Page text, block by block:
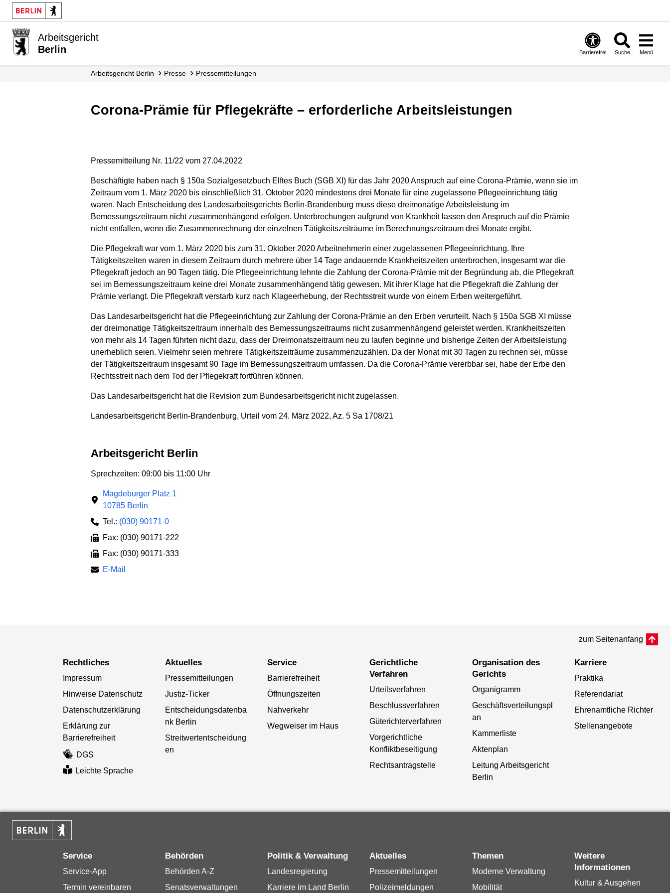
Arbeitsgericht
Berlin
Barrierefrei Suche Menü
Arbeitsgericht Berlin Presse Presse­mitteilungen
Corona-Prämie für Pflegekräfte – erforderliche Arbeitsleistungen
Pressemitteilung Nr. 11/22 vom 27.04.2022
Beschäftigte haben nach § 150a Sozialgesetzbuch Elftes Buch (SGB XI) für das Jahr 2020 Anspruch auf eine Corona-Prämie, wenn sie im
Zeitraum vom 1. März 2020 bis einschließlich 31. Oktober 2020 mindestens drei Monate für eine zugelassene Pflegeeinrichtung tätig
waren. Nach Entscheidung des Landesarbeitsgerichts Berlin-Brandenburg muss diese dreimonatige Arbeitsleistung im
Bemessungszeitraum nicht zusammenhängend erfolgen. Unterbrechungen aufgrund von Krankheit lassen den Anspruch auf die Prämie
nicht entfallen, wenn die Zusammenrechnung der einzelnen Tätigkeitszeiträume im Berechnungszeitraum drei Monate ergibt.
Die Pflegekraft war vom 1. März 2020 bis zum 31. Oktober 2020 Arbeitnehmerin einer zugelassenen Pflegeeinrichtung. Ihre
Tätigkeitszeiten waren in diesem Zeitraum durch mehrere über 14 Tage andauernde Krankheitszeiten unterbrochen, insgesamt war die
Pflegekraft jedoch an 90 Tagen tätig. Die Pflegeeinrichtung lehnte die Zahlung der Corona-Prämie mit der Begründung ab, die Pflegekraft
sei im Bemessungszeitraum keine drei Monate zusammenhängend tätig gewesen. Mit ihrer Klage hat die Pflegekraft die Zahlung der
Prämie verlangt. Die Pflegekraft verstarb kurz nach Klageerhebung, der Rechtsstreit wurde von einem Erben weitergeführt.
Das Landesarbeitsgericht hat die Pflegeeinrichtung zur Zahlung der Corona-Prämie an den Erben verurteilt. Nach § 150a SGB XI müsse
der dreimonatige Tätigkeitszeitraum innerhalb des Bemessungszeitraums nicht zusammenhängend geleistet werden. Krankheitszeiten
von mehr als 14 Tagen führten nicht dazu, dass der Dreimonatszeitraum neu zu laufen beginne und bisherige Zeiten der Arbeitsleistung
unerheblich seien. Vielmehr seien mehrere Tätigkeitszeiträume zusammenzuzählen. Da der Monat mit 30 Tagen zu rechnen sei, müsse
der Tätigkeitszeitraum insgesamt 90 Tage im Bemessungszeitraum umfassen. Da die Corona-Prämie vererbbar sei, habe der Erbe den
Rechtsstreit nach dem Tod der Pflegekraft fortführen können.
Das Landesarbeitsgericht hat die Revision zum Bundesarbeitsgericht nicht zugelassen.
Landesarbeitsgericht Berlin-Brandenburg, Urteil vom 24. März 2022, Az. 5 Sa 1708/21
Arbeitsgericht Berlin
Sprechzeiten: 09:00 bis 11:00 Uhr
Magdeburger Platz 1
10785 Berlin
Tel.: (030) 90171-0
Fax: (030) 90171-222
Fax: (030) 90171-333
E-Mail
zum Seitenanfang
Rechtliches
Impressum
Hinweise Datenschutz
Datenschutzerklärung
Erklärung zur
Barrierefreiheit
DGS
Leichte Sprache
Aktuelles
Pressemitteilungen
Justiz-Ticker
Entscheidungsdatenba
nk Berlin
Streitwertentscheidung
en
Service
Barrierefreiheit
Öffnungszeiten
Nahverkehr
Wegweiser im Haus
Gerichtliche
Verfahren
Urteilsverfahren
Beschlussverfahren
Güterichterverfahren
Vorgerichtliche
Konfliktbeseitigung
Rechtsantragstelle
Organisation des
Gerichts
Organigramm
Geschäftsverteilungspl
an
Kammerliste
Aktenplan
Leitung Arbeitsgericht
Berlin
Karriere
Praktika
Referendariat
Ehrenamtliche Richter
Stellenangebote
Service
Service-App
Termin vereinbaren
Behörden
Behörden A-Z
Senatsverwaltungen
Politik & Verwaltung
Landesregierung
Karriere im Land Berlin
Aktuelles
Pressemitteilungen
Polizeimeldungen
Themen
Moderne Verwaltung
Mobilität
Weitere
Informationen
Kultur & Ausgehen